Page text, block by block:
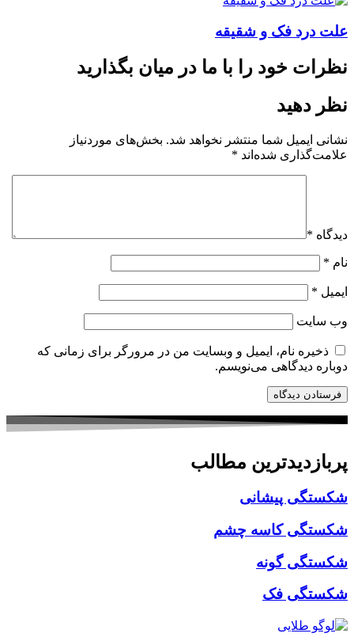
علت درد فک و شقیقه
نظرات خود را با ما در میان بگذارید
نظر دهید
نشانی ایمیل شما منتشر نخواهد شد. بخش‌های موردنیاز
علامت‌گذاری شده‌اند *
دیدگاه *
نام *
ایمیل *
وب‌ سایت
ذخیره نام، ایمیل و وبسایت من در مرورگر برای زمانی که
دوباره دیدگاهی می‌نویسم.
پربازدیدترین مطالب
شکستگی پیشانی
شکستگی کاسه چشم
شکستگی گونه
شکستگی فک